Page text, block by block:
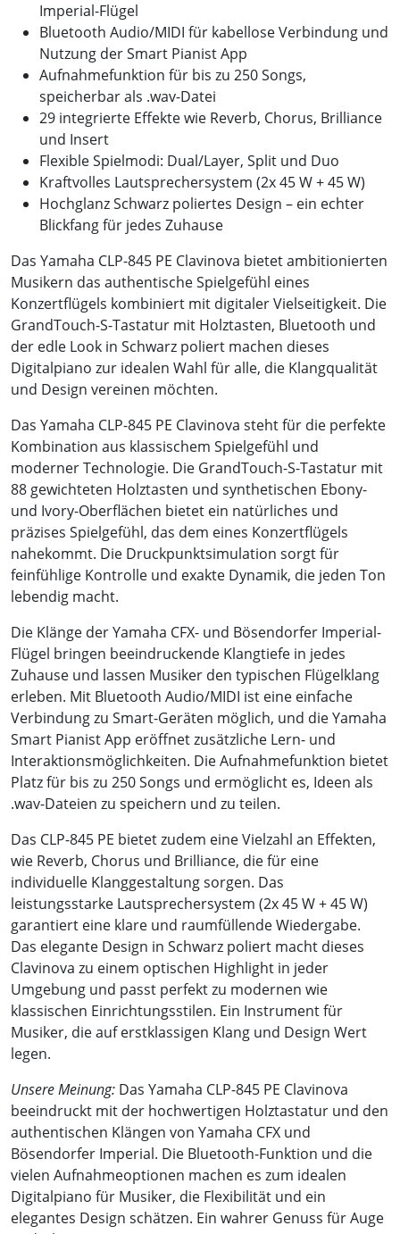
Imperial-Flügel
Bluetooth Audio/MIDI für kabellose Verbindung und
Nutzung der Smart Pianist App
Aufnahmefunktion für bis zu 250 Songs,
speicherbar als .wav-Datei
29 integrierte Effekte wie Reverb, Chorus, Brilliance
und Insert
Flexible Spielmodi: Dual/Layer, Split und Duo
Kraftvolles Lautsprechersystem (2x 45 W + 45 W)
Hochglanz Schwarz poliertes Design – ein echter
Blickfang für jedes Zuhause
Das Yamaha CLP-845 PE Clavinova bietet ambitionierten
Musikern das authentische Spielgefühl eines
Konzertflügels kombiniert mit digitaler Vielseitigkeit. Die
GrandTouch-S-Tastatur mit Holztasten, Bluetooth und
der edle Look in Schwarz poliert machen dieses
Digitalpiano zur idealen Wahl für alle, die Klangqualität
und Design vereinen möchten.
Das Yamaha CLP-845 PE Clavinova steht für die perfekte
Kombination aus klassischem Spielgefühl und
moderner Technologie. Die GrandTouch-S-Tastatur mit
88 gewichteten Holztasten und synthetischen Ebony-
und Ivory-Oberflächen bietet ein natürliches und
präzises Spielgefühl, das dem eines Konzertflügels
nahekommt. Die Druckpunktsimulation sorgt für
feinfühlige Kontrolle und exakte Dynamik, die jeden Ton
lebendig macht.
Die Klänge der Yamaha CFX- und Bösendorfer Imperial-
Flügel bringen beeindruckende Klangtiefe in jedes
Zuhause und lassen Musiker den typischen Flügelklang
erleben. Mit Bluetooth Audio/MIDI ist eine einfache
Verbindung zu Smart-Geräten möglich, und die Yamaha
Smart Pianist App eröffnet zusätzliche Lern- und
Interaktionsmöglichkeiten. Die Aufnahmefunktion bietet
Platz für bis zu 250 Songs und ermöglicht es, Ideen als
.wav-Dateien zu speichern und zu teilen.
Das CLP-845 PE bietet zudem eine Vielzahl an Effekten,
wie Reverb, Chorus und Brilliance, die für eine
individuelle Klanggestaltung sorgen. Das
leistungsstarke Lautsprechersystem (2x 45 W + 45 W)
garantiert eine klare und raumfüllende Wiedergabe.
Das elegante Design in Schwarz poliert macht dieses
Clavinova zu einem optischen Highlight in jeder
Umgebung und passt perfekt zu modernen wie
klassischen Einrichtungsstilen. Ein Instrument für
Musiker, die auf erstklassigen Klang und Design Wert
legen.
Unsere Meinung: Das Yamaha CLP-845 PE Clavinova
beeindruckt mit der hochwertigen Holztastatur und den
authentischen Klängen von Yamaha CFX und
Bösendorfer Imperial. Die Bluetooth-Funktion und die
vielen Aufnahmeoptionen machen es zum idealen
Digitalpiano für Musiker, die Flexibilität und ein
elegantes Design schätzen. Ein wahrer Genuss für Auge